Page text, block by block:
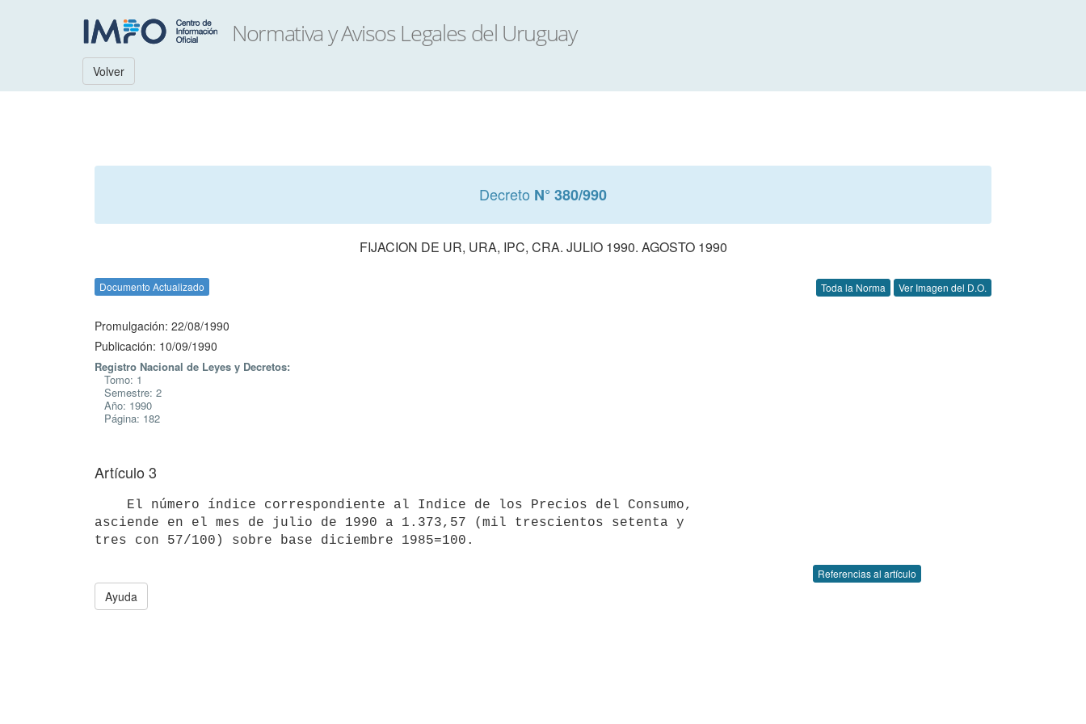
Volver
Decreto N° 380/990
FIJACION DE UR, URA, IPC, CRA. JULIO 1990. AGOSTO 1990
Documento Actualizado Toda la Norma Ver Imagen del D.O.
Promulgación: 22/08/1990
Publicación: 10/09/1990
Registro Nacional de Leyes y Decretos:
Tomo: 1
Semestre: 2
Año: 1990
Página: 182
Artículo 3
asciende en el mes de julio de 1990 a 1.373,57 (mil trescientos setenta y
Referencias al artículo
Ayuda